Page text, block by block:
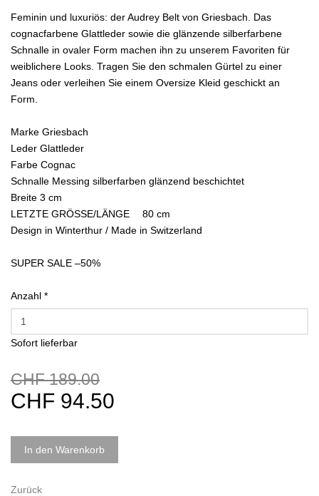
Feminin und luxuriös: der Audrey Belt von Griesbach. Das
cognacfarbene Glattleder sowie die glänzende silberfarbene
Schnalle in ovaler Form machen ihn zu unserem Favoriten für
weiblichere Looks. Tragen Sie den schmalen Gürtel zu einer
Jeans oder verleihen Sie einem Oversize Kleid geschickt an
Form.
Marke Griesbach
Leder Glattleder
Farbe Cognac
Schnalle Messing silberfarben glänzend beschichtet
Breite 3 cm
LETZTE GRÖSSE/LÄNGE 80 cm
Design in Winterthur / Made in Switzerland
SUPER SALE –50%
Anzahl *
Sofort lieferbar
CHF 189.00
CHF 94.50
In den Warenkorb
Zurück